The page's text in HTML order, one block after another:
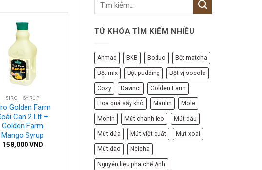
TỪ KHÓA TÌM KIẾM NHIỀU
Ahmad BKB Boduo Bột matcha
Bột mix Bột pudding Bột vị socola
Cozy Davinci Golden Farm
Hoa quả sấy khô Maulin Mole
Monin Mứt chanh leo Mứt dâu
Mứt dứa Mứt việt quất Mứt xoài
Mứt đào Neicha
Nguyên liệu pha chế Anh
SIRO - SYRUP
Golden Farm
Can 2 Lít –
Golden Farm
Mango Syrup
158,000VND
HẾT HÀNG
TRÁI CÂY CÁC LOẠI
Hạt Sen Ngâm
Nước Đường
BaanMai 560gr –
Lotus Nuts In Light
Syrup
75,000VND